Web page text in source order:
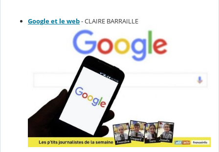
Google et le web- CLAIRE BARRAILLE